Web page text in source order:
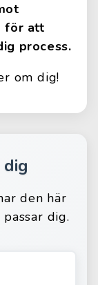
för att
process.
om dig!
den här
dig.